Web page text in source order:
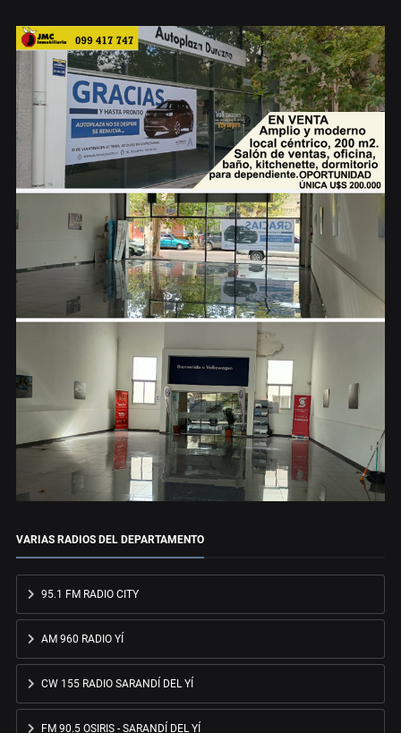
VARIAS RADIOS DEL DEPARTAMENTO
95.1 FM RADIO CITY
AM 960 RADIO YÍ
CW 155 RADIO SARANDÍ DEL YÍ
FM 90.5 OSIRIS - SARANDÍ DEL YÍ